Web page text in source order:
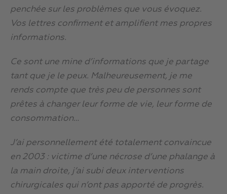
penchée sur les problèmes que vous évoquez.
Vos lettres confirment et amplifient mes propres
informations.
Ce sont une mine d’informations que je partage
tant que je le peux. Malheureusement, je me
rends compte que très peu de personnes sont
prêtes à changer leur forme de vie, leur forme de
consommation…
J’ai personnellement été totalement convaincue
en 2003 : victime d’une nécrose d’une phalange à
la main droite, j’ai subi deux interventions
chirurgicales qui n’ont pas apporté de progrès.